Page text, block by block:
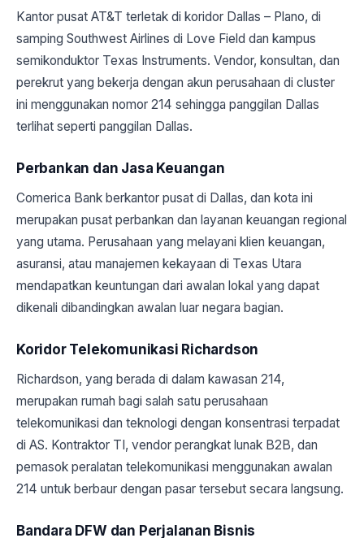
Kantor pusat AT&T terletak di koridor Dallas – Plano, di
samping Southwest Airlines di Love Field dan kampus
semikonduktor Texas Instruments. Vendor, konsultan, dan
perekrut yang bekerja dengan akun perusahaan di cluster
ini menggunakan nomor 214 sehingga panggilan Dallas
terlihat seperti panggilan Dallas.
Perbankan dan Jasa Keuangan
Comerica Bank berkantor pusat di Dallas, dan kota ini
merupakan pusat perbankan dan layanan keuangan regional
yang utama. Perusahaan yang melayani klien keuangan,
asuransi, atau manajemen kekayaan di Texas Utara
mendapatkan keuntungan dari awalan lokal yang dapat
dikenali dibandingkan awalan luar negara bagian.
Koridor Telekomunikasi Richardson
Richardson, yang berada di dalam kawasan 214,
merupakan rumah bagi salah satu perusahaan
telekomunikasi dan teknologi dengan konsentrasi terpadat
di AS. Kontraktor TI, vendor perangkat lunak B2B, dan
pemasok peralatan telekomunikasi menggunakan awalan
214 untuk berbaur dengan pasar tersebut secara langsung.
Bandara DFW dan Perjalanan Bisnis